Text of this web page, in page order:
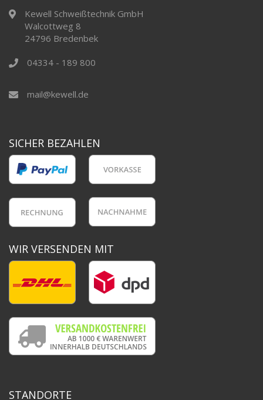
Kewell Schweißtechnik GmbH
Walcottweg 8
24796 Bredenbek
04334 - 189 800
mail@kewell.de
SICHER BEZAHLEN
WIR VERSENDEN MIT
STANDORTE